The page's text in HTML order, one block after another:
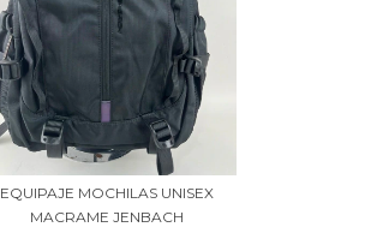
EQUIPAJE MOCHILAS UNISEX
MACRAME JENBACH